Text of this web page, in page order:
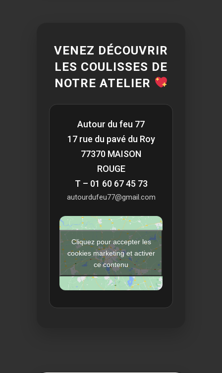
VENEZ DÉCOUVRIR
LES COULISSES DE
NOTRE ATELIER
Autour du feu 77
17 rue du pavé du Roy
77370 MAISON
ROUGE
T – 01 60 67 45 73
autourdufeu77@gmail.com
Cliquez pour accepter les
cookies marketing et activer
ce contenu